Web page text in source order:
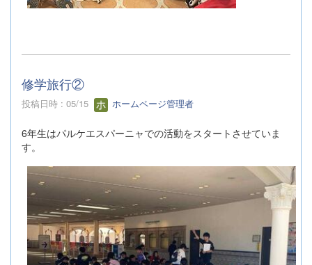
修学旅行②
投稿日時 : 05/15 ホームページ管理者
6年生はパルケエスパーニャでの活動をスタートさせていま
す。